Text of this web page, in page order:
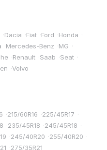
·Dacia ·Fiat ·Ford ·Honda ·
·Mercedes-Benz ·MG ·
·Renault ·Saab ·Seat ·
·Volvo
·215/60R16 ·225/45R17 ·
·235/45R18 ·245/45R18 ·
·245/40R20 ·255/40R20 ·
·275/35R21